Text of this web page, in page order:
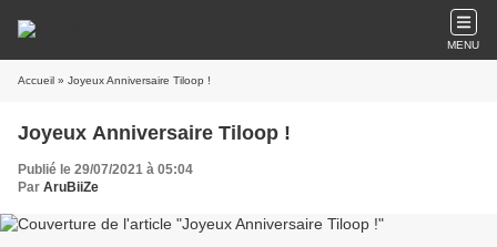
MENU
Accueil » Joyeux Anniversaire Tiloop !
Joyeux Anniversaire Tiloop !
Publié le 29/07/2021 à 05:04
Par AruBiiZe